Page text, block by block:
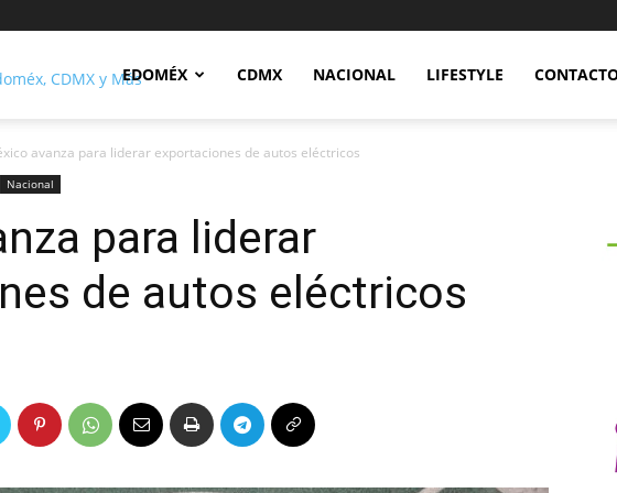
Notidex
EDOMÉX CDMX NACIONAL LIFESTYLE
avanza para liderar exportaciones de autos eléctricos
Nacional
para liderar
de autos eléctricos